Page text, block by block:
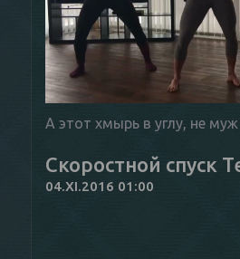
А этот хмырь в углу, не
Скоростной спуск
04.XI.2016 01:00